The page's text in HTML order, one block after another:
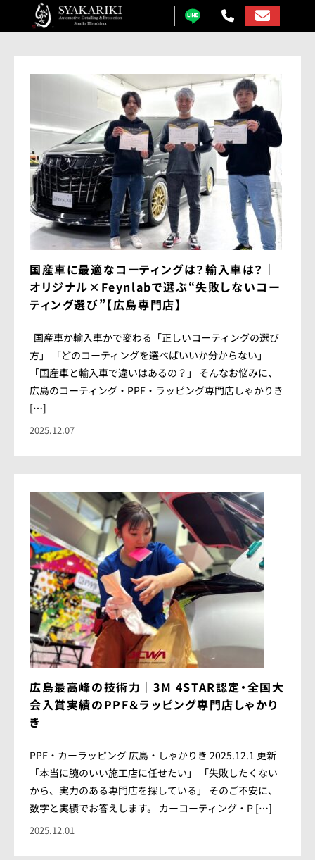
プロテクションフィルム
カーフィルム
カーラッピング
ガラス研磨
しゃかりきについて
施工事例
各メニュー料金表
会社概要
アクセス情報
TEL.082-225-7355
営業時間：10:00~18:00（日・祝10:00~17:00）
定休日：第3日曜/水曜定休
国産車に最適なコーティングは？輸入車は？｜
オリジナル×Feynlabで選ぶ“失敗しないコー
ティング選び”【広島専門店】
国産車か輸入車かで変わる「正しいコーティングの選び
方」 「どのコーティングを選べばいいか分からない」
「国産車と輸入車で違いはあるの？」 そんなお悩みに、
広島のコーティング・PPF・ラッピング専門店しゃかりき
[…]
2025.12.07
広島最高峰の技術力｜3M 4STAR認定・全国大
会入賞実績のPPF＆ラッピング専門店しゃかり
き
PPF・カーラッピング 広島・しゃかりき 2025.12.1 更新
「本当に腕のいい施工店に任せたい」 「失敗したくない
から、実力のある専門店を探している」 そのご不安に、
数字と実績でお答えします。 カーコーティング・P […]
2025.12.01